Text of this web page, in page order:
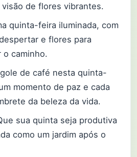
de flores vibrantes.
quinta-feira iluminada, com
e flores para
o caminho.
de café nesta quinta-
momento de paz e cada
da beleza da vida.
sua quinta seja produtiva
como um jardim após o